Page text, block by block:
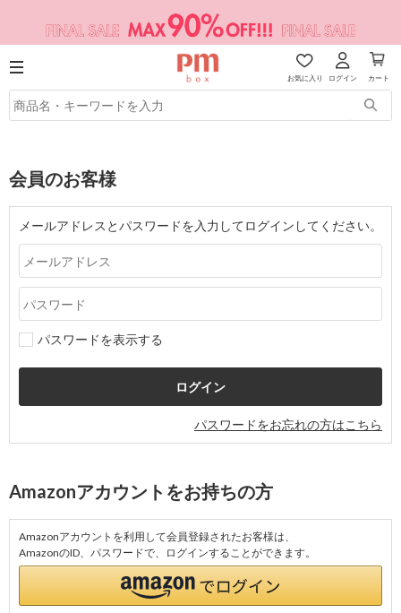
お気に入り ログイン カート
会員のお客様
メールアドレスとパスワードを入力してログインしてください。
パスワードを表示する
パスワードをお忘れの方はこちら
Amazonアカウントをお持ちの方
Amazonアカウントを利用して会員登録されたお客様は、
AmazonのID、パスワードで、ログインすることができます。